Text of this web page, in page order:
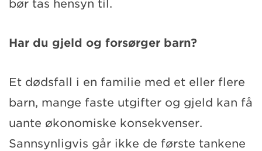
bør tas hensyn til.
Har du gjeld og forsørger barn?
Et dødsfall i en familie med et eller flere
barn, mange faste utgifter og gjeld kan få
uante økonomiske konsekvenser.
Sannsynligvis går ikke de første tankene